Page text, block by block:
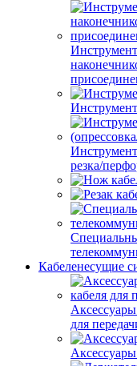
резка/
Кабеленесущие
для